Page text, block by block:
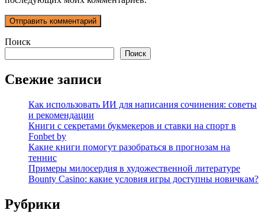
Поиск
Поиск
Свежие записи
Как использовать ИИ для написания сочинения: советы
и рекомендации
Книги с секретами букмекеров и ставки на спорт в
Fonbet by
Какие книги помогут разобраться в прогнозам на
теннис
Примеры милосердия в художественной литературе
Bounty Casino: какие условия игры доступны новичкам?
Рубрики